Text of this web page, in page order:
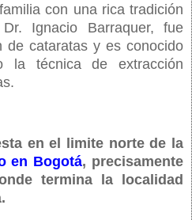
con una rica tradición
Ignacio Barraquer, fue
de cataratas y es conocido
la técnica de extracción
en el limite norte de la
en Bogotá, precisamente
termina la localidad